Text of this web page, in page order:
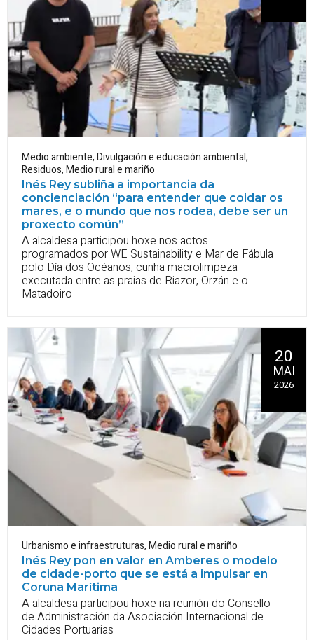
Medio ambiente,Divulgación e educación ambiental,
Residuos,Medio rural e mariño
Inés Rey subliña a importancia da
concienciación “para entender que coidar os
mares, e o mundo que nos rodea, debe ser un
proxecto común”
A alcaldesa participou hoxe nos actos
programados por WE Sustainability e Mar de Fábula
polo Día dos Océanos, cunha macrolimpeza
executada entre as praias de Riazor, Orzán e o
Matadoiro
Urbanismo e infraestruturas,Medio rural e mariño
Inés Rey pon en valor en Amberes o modelo
de cidade-porto que se está a impulsar en
Coruña Marítima
20
MAI
2026
A alcaldesa participou hoxe na reunión do Consello
de Administración da Asociación Internacional de
Cidades Portuarias